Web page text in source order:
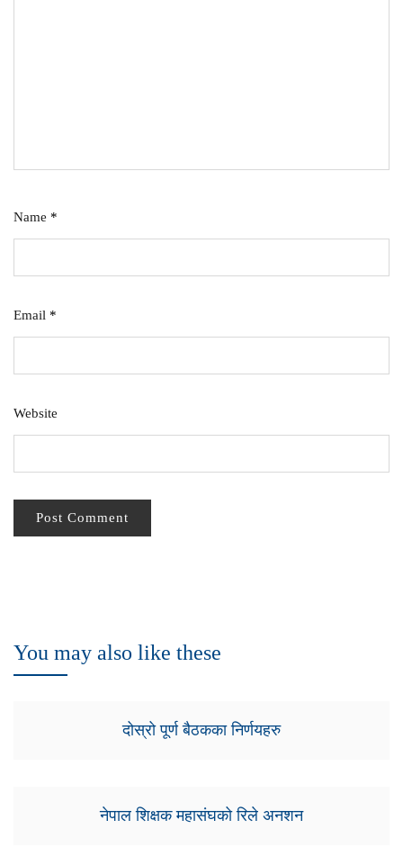
Name *
Email *
Website
You may also like these
दोस्रो पूर्ण बैठकका निर्णयहरु
नेपाल शिक्षक महासंघको रिले अनशन